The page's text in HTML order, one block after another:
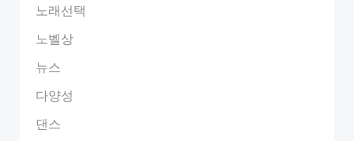
노래선택
노벨상
뉴스
다양성
댄스